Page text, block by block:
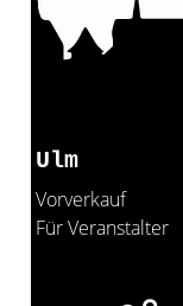
Ulm
Vorverkauf
Für Veranstalter